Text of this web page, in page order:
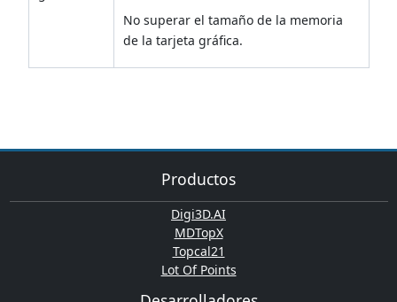
No superar el tamaño de la memoria
de la tarjeta gráfica.
Productos
Digi3D.AI
MDTopX
Topcal21
Lot Of Points